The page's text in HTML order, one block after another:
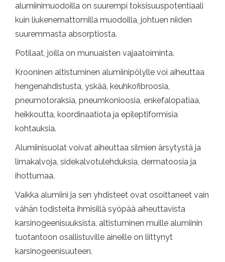
alumiinimuodoilla on suurempi toksisuuspotentiaali
kuin liukenemattomilla muodoilla, johtuen niiden
suuremmasta absorptiosta.
Potilaat, joilla on munuaisten vajaatoiminta.
Krooninen altistuminen alumiinipölylle voi aiheuttaa
hengenahdistusta, yskää, keuhkofibroosia,
pneumotoraksia, pneumkonioosia, enkefalopatiaa,
heikkoutta, koordinaatiota ja epileptiformisia
kohtauksia.
Alumiinisuolat voivat aiheuttaa silmien ärsytystä ja
limakalvoja, sidekalvotulehduksia, dermatoosia ja
ihottumaa.
Vaikka alumiini ja sen yhdisteet ovat osoittaneet vain
vähän todisteita ihmisillä syöpää aiheuttavista
karsinogeenisuuksista, altistuminen muille alumiinin
tuotantoon osallistuville aineille on liittynyt
karsinogeenisuuteen.